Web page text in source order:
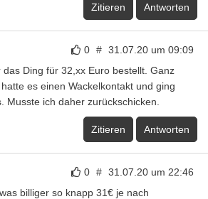
Zitieren Antworten
0 # 31.07.20 um 09:09
das Ding für 32,xx Euro bestellt. Ganz
es einen Wackelkontakt und ging
Musste ich daher zurückschicken.
Zitieren Antworten
0 # 31.07.20 um 22:46
billiger so knapp 31€ je nach